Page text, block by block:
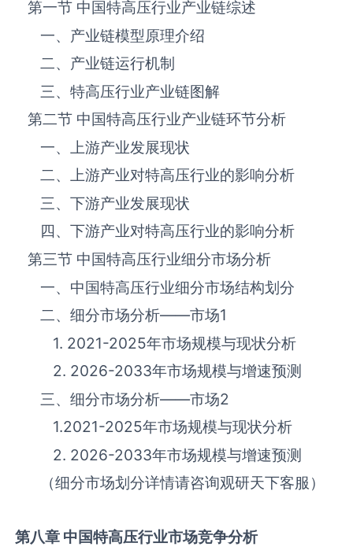
第一节 中国‌‌‌‌特高压‌‌‌‌‌‌‌‌‌‌‌‌‌行业产业链综述
一、产业链模型原理介绍
二、产业链运行机制
三、‌‌‌‌特高压‌‌‌‌‌‌‌‌‌‌‌‌‌行业产业链图解
第二节 中国‌‌‌‌特高压‌‌‌‌‌‌‌‌‌‌‌‌‌行业产业链环节分析
一、上游产业发展现状
二、上游产业对‌‌‌‌特高压‌‌‌‌‌‌‌‌‌‌‌‌‌行业的影响分析
三、下游产业发展现状
四、下游产业对‌‌‌‌特高压‌‌‌‌‌‌‌‌‌‌‌‌‌行业的影响分析
第三节 中国‌‌‌‌特高压‌‌‌‌‌‌‌‌‌‌‌‌‌行业细分市场分析
一、中国‌‌‌‌特高压‌‌‌‌‌‌‌‌‌‌‌‌‌行业细分市场结构划分
二、细分市场分析——市场1
1. 2021-2025年市场规模与现状分析
2. 2026-2033年市场规模与增速预测
三、细分市场分析——市场2
1.2021-2025年市场规模与现状分析
2. 2026-2033年市场规模与增速预测
（细分市场划分详情请咨询观研天下客服）
第八章 中国特高压行业市场竞争分析